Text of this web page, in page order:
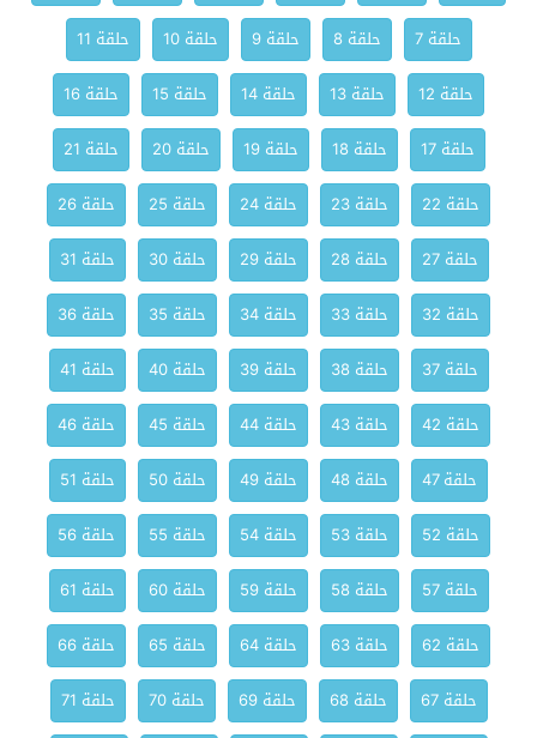
حلقة 7
حلقة 8 حلقة 9 حلقة 10
حلقة 11
حلقة 12
حلقة 13 حلقة 14 حلقة 15
حلقة 16
حلقة 17
حلقة 18 حلقة 19 حلقة 20
حلقة 21
حلقة 22
حلقة 23 حلقة 24 حلقة 25
حلقة 26
حلقة 27
حلقة 28 حلقة 29 حلقة 30
حلقة 31
حلقة 32
حلقة 33 حلقة 34 حلقة 35
حلقة 36
حلقة 37
حلقة 38 حلقة 39 حلقة 40
حلقة 41
حلقة 42
حلقة 43 حلقة 44 حلقة 45
حلقة 46
حلقة 47
حلقة 48 حلقة 49 حلقة 50
حلقة 51
حلقة 52
حلقة 53 حلقة 54 حلقة 55
حلقة 56
حلقة 57
حلقة 58 حلقة 59 حلقة 60
حلقة 61
حلقة 62
حلقة 63 حلقة 64 حلقة 65
حلقة 66
حلقة 67
حلقة 68 حلقة 69 حلقة 70
حلقة 71